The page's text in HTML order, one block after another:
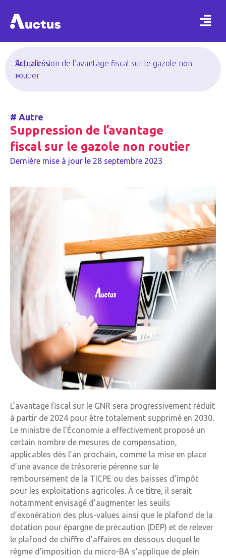
Actualités
>
Suppression de l’avantage fiscal sur le gazole non
routier
# Autre
Suppression de l’avantage
fiscal sur le gazole non routier
Dernière mise à jour le 28 septembre 2023
L’avantage fiscal sur le GNR sera progressivement réduit
à partir de 2024 pour être totalement supprimé en 2030.
Le ministre de l’Économie a effectivement proposé un
certain nombre de mesures de compensation,
applicables dès l’an prochain, comme la mise en place
d’une avance de trésorerie pérenne sur le
remboursement de la TICPE ou des baisses d’impôt
pour les exploitations agricoles. À ce titre, il serait
notamment envisagé d’augmenter les seuils
d’exonération des plus-values ainsi que le plafond de la
dotation pour épargne de précaution (DEP) et de relever
le plafond de chiffre d’affaires en dessous duquel le
régme d’imposition du micro-BA s’applique de plein